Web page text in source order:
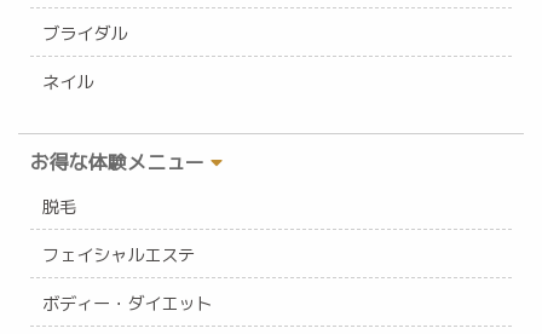
ブライダル
ネイル
お得な体験メニュー
脱毛
フェイシャルエステ
ボディー・ダイエット